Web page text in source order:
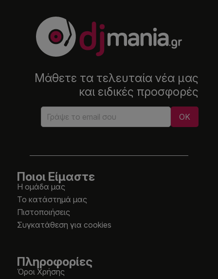
Μάθετε τα τελευταία νέα μας
και ειδικές προσφορές
Ποιοι Είμαστε
Η ομάδα μας
Το κατάστημά μας
Πιστοποιήσεις
Συγκατάθεση για cookies
Πληροφορίες
Όροι Χρήσης